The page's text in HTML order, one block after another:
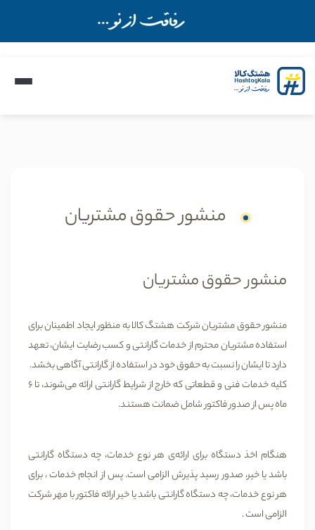
منشور حقوق مشتریان
منشور حقوق مشتریان
منشور حقوق مشتریان شرکت هشتگ کالا به منظور ایجاد اطمینان برای
استفاده مشتریان محترم از خدمات گارانتی و کسب رضایت ایشان، تعهد
دارد تا ایشان را نسبت به حقوق خود در استفاده از گارانتی آگاهی بخشد.
کلیه خدمات فنی و قطعاتی که خارج از شرایط گارانتی ارائه می‌شوند، تا 6
ماه پس از صدور فاکتور شامل ضمانت هستند.
هنگام اخذ دستگاه برای ارائه‌ی هر نوع خدمات، چه دستگاه گارانتی
باشد یا خیر، صدور رسید پذیرش الزامی است. پس از انجام خدمات ، برای
هر نوع خدمات، چه دستگاه گارانتی باشد یا خیر ارائه فاکتور با مهر شرکت
الزامی است .